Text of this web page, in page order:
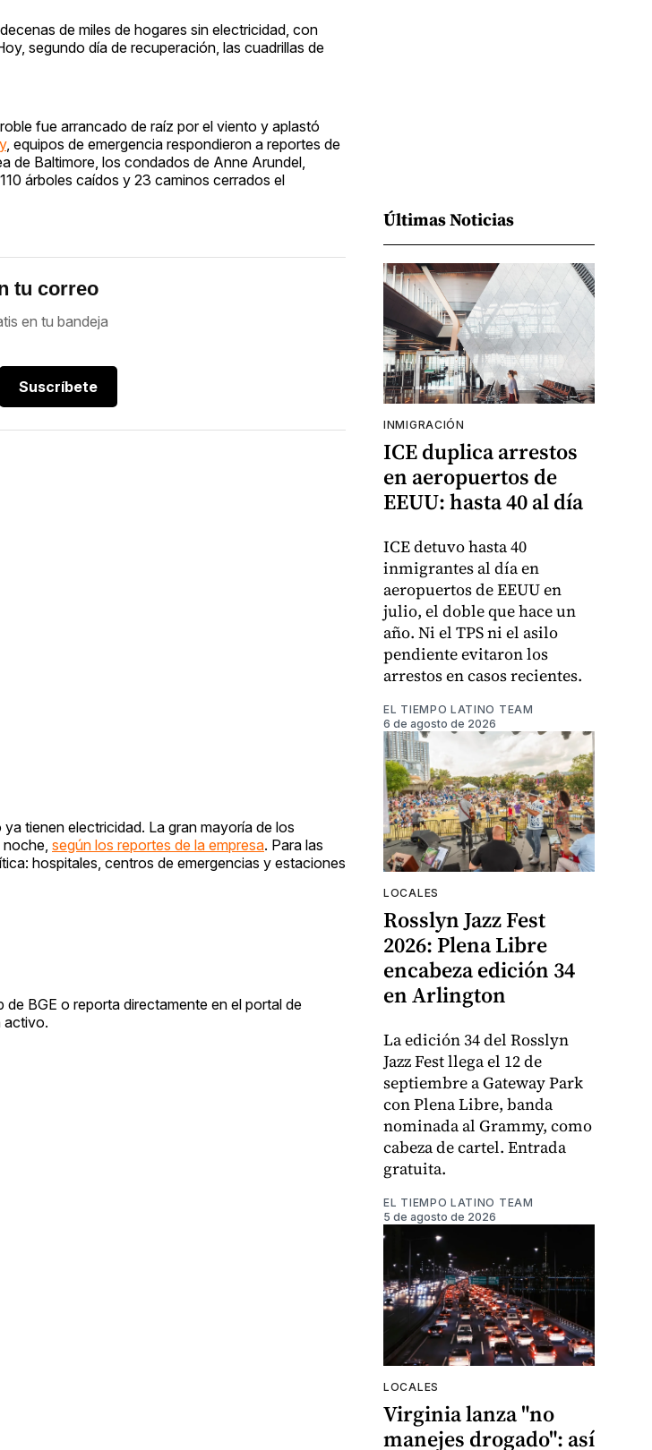
de miles de hogares sin electricidad, con
segundo día de recuperación, las cuadrillas de
fue arrancado de raíz por el viento y aplastó
, equipos de emergencia respondieron a reportes de
de Baltimore, los condados de Anne Arundel,
árboles caídos y 23 caminos cerrados el
tu correo
en tu bandeja
Suscríbete
tienen electricidad. La gran mayoría de los
según los reportes de la empresa. Para las
hospitales, centros de emergencias y estaciones
BGE o reporta directamente en el portal de
activo.
Últimas Noticias
INMIGRACIÓN
ICE duplica arrestos
en aeropuertos de
EEUU: hasta 40 al día
ICE detuvo hasta 40
inmigrantes al día en
aeropuertos de EEUU en
julio, el doble que hace un
año. Ni el TPS ni el asilo
pendiente evitaron los
arrestos en casos recientes.
EL TIEMPO LATINO TEAM
6 de agosto de 2026
LOCALES
Rosslyn Jazz Fest
2026: Plena Libre
encabeza edición 34
en Arlington
La edición 34 del Rosslyn
Jazz Fest llega el 12 de
septiembre a Gateway Park
con Plena Libre, banda
nominada al Grammy, como
cabeza de cartel. Entrada
gratuita.
EL TIEMPO LATINO TEAM
5 de agosto de 2026
LOCALES
Virginia lanza "no
manejes drogado": así